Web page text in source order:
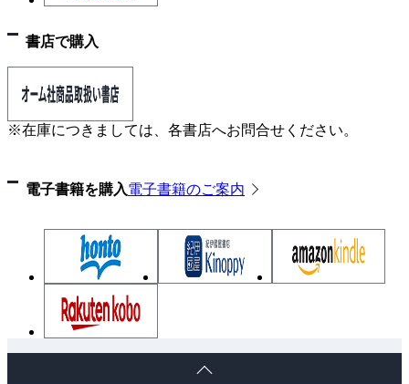
書店で購入
※在庫につきましては、各書店へお問合せください。
電子書籍を購入電子書籍のご案内